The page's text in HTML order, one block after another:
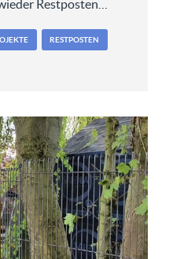
Restposten…
RESTPOSTEN